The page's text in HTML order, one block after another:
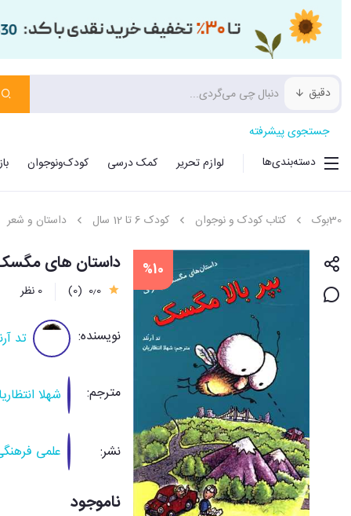
دقیق
جستجوی پیشرفته
دسته‌بندی‌ها
لوازم تحریر کمک درسی کودک‌ونوجوان
30بوک کتاب کودک و نوجوان کودک 6 تا 12 سال داستان و شعر
%10 داستان های
0٫0 (0) 0 نظر
نویسنده: تد
مترجم: شهلا
نشر: علمی
ناموجود